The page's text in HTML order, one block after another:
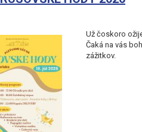
Už čoskoro
Čaká na vás
zážitkov.